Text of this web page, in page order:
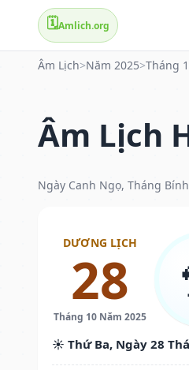
🗓️Amlich.org
Âm Lịch>Năm 2025>Tháng
Âm Lịch
Ngày Canh Ngọ, Tháng
DƯƠNG LỊCH
28
Tháng 10 Năm 2025
☀️ Thứ Ba, Ngày 28